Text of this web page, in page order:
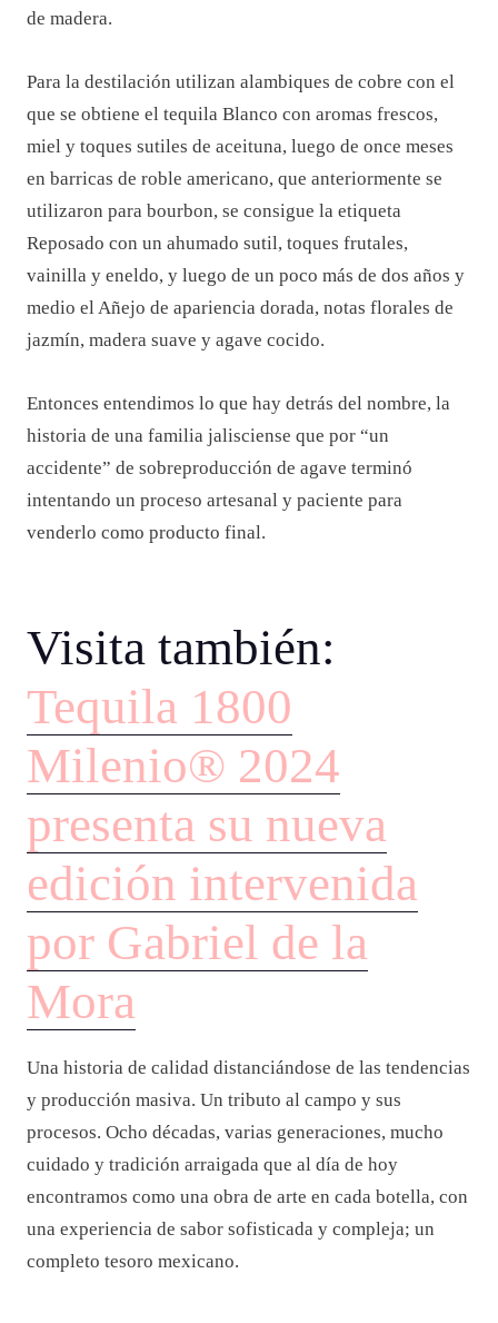
de madera.
Para la destilación utilizan alambiques de cobre con el
que se obtiene el tequila Blanco con aromas frescos,
miel y toques sutiles de aceituna, luego de once meses
en barricas de roble americano, que anteriormente se
utilizaron para bourbon, se consigue la etiqueta
Reposado con un ahumado sutil, toques frutales,
vainilla y eneldo, y luego de un poco más de dos años y
medio el Añejo de apariencia dorada, notas florales de
jazmín, madera suave y agave cocido.
Entonces entendimos lo que hay detrás del nombre, la
historia de una familia jalisciense que por “un
accidente” de sobreproducción de agave terminó
intentando un proceso artesanal y paciente para
venderlo como producto final.
Visita también:
Tequila 1800
Milenio® 2024
presenta su nueva
edición intervenida
por Gabriel de la
Mora
Una historia de calidad distanciándose de las tendencias
y producción masiva. Un tributo al campo y sus
procesos. Ocho décadas, varias generaciones, mucho
cuidado y tradición arraigada que al día de hoy
encontramos como una obra de arte en cada botella, con
una experiencia de sabor sofisticada y compleja; un
completo tesoro mexicano.